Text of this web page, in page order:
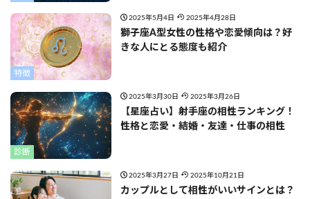
特徴
2025年5月4日 2025年4月28日
獅子座A型女性の性格や恋愛傾向は？好
きな人にとる態度も紹介
診断
2025年3月30日 2025年3月26日
【星座占い】射手座の相性ランキング！
性格と恋愛・結婚・友達・仕事の相性
2025年3月27日 2025年10月21日
カップルとして相性がいいサインとは？